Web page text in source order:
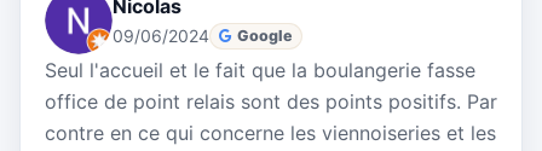
Nicolas
09/06/2024 Google
Seul l'accueil et le fait que la boulangerie fasse
office de point relais sont des points positifs. Par
contre en ce qui concerne les viennoiseries et les